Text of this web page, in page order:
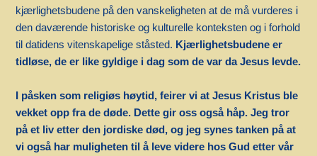
kjærlighetsbudene på den vanskeligheten at de må vurderes i
den daværende historiske og kulturelle konteksten og i forhold
til datidens vitenskapelige ståsted. Kjærlighetsbudene er
tidløse, de er like gyldige i dag som de var da Jesus levde.
I påsken som religiøs høytid, feirer vi at Jesus Kristus ble
vekket opp fra de døde. Dette gir oss også håp. Jeg tror
på et liv etter den jordiske død, og jeg synes tanken på at
vi også har muligheten til å leve videre hos Gud etter vår